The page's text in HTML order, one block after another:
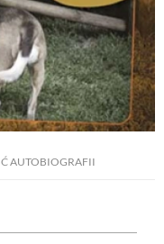
AUTOBIOGRAFII